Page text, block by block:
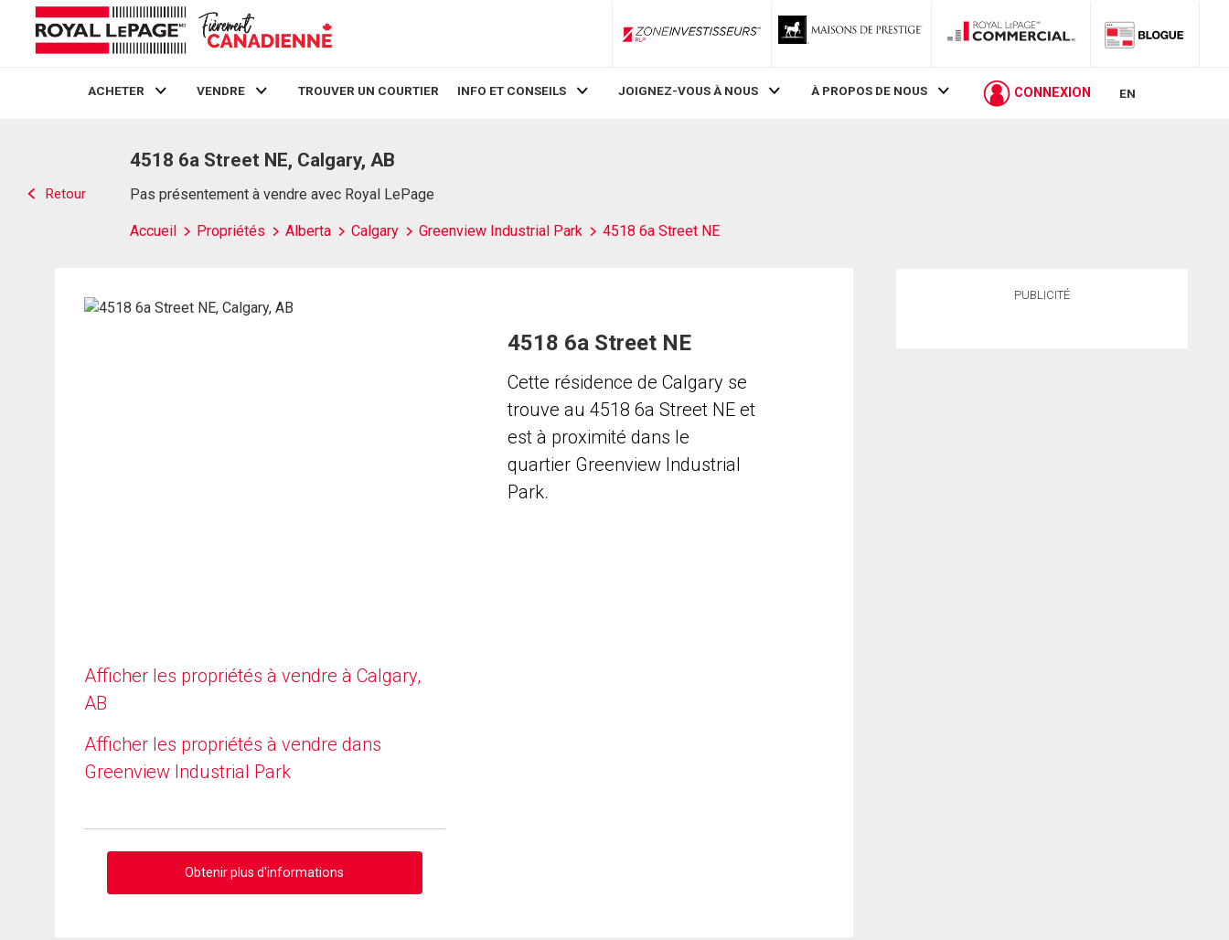
ZoneInvestisseurs RLP
ACHETER VENDRE TROUVER UN COURTIER INFO ET CONSEILS JOIGNEZ-VOUS À NOUS À PROPOS DE NOUS CONNEXION EN
Retour
4518 6a Street NE, Calgary, AB
Pas présentement à vendre avec Royal LePage
Accueil Propriétés Alberta Calgary Greenview Industrial Park 4518 6a Street NE
Afficher les propriétés à vendre à Calgary,
AB
Afficher les propriétés à vendre dans
Greenview Industrial Park
Obtenir plus d'informations
4518 6a Street NE
Cette résidence de Calgary se
trouve au 4518 6a Street NE et
est à proximité dans le
quartier Greenview Industrial
Park.
PUBLICITÉ